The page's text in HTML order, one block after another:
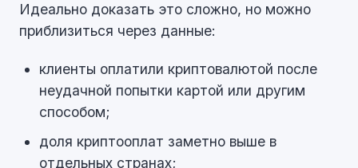
Идеально доказать это сложно, но можно
приблизиться через данные:
клиенты оплатили криптовалютой после
неудачной попытки картой или другим
способом;
доля криптооплат заметно выше в
отдельных странах;